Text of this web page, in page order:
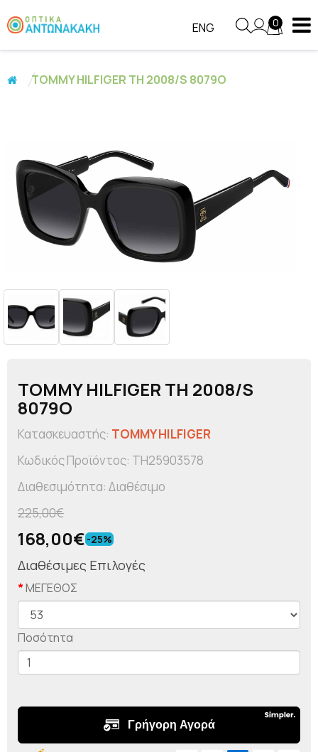
ENG 0
TOMMY HILFIGER TH 2008/S 8079O
TOMMY HILFIGER TH 2008/S
8079O
Κατασκευαστής: TOMMY HILFIGER
Κωδικός Προϊόντος: TH25903578
Διαθεσιμότητα: Διαθέσιμο
225,00€
168,00€ -25%
Διαθέσιμες Επιλογές
ΜΕΓΕΘΟΣ
Ποσότητα